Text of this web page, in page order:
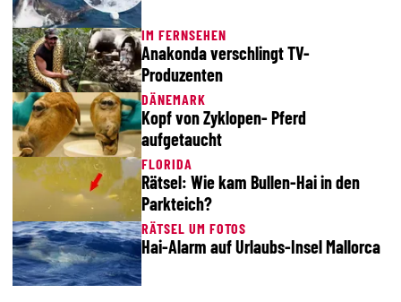
IM FERNSEHEN
Anakonda verschlingt TV-
Produzenten
DÄNEMARK
Kopf von Zyklopen- Pferd
aufgetaucht
FLORIDA
Rätsel: Wie kam Bullen-Hai in den
Parkteich?
RÄTSEL UM FOTOS
Hai-Alarm auf Urlaubs-Insel Mallorca